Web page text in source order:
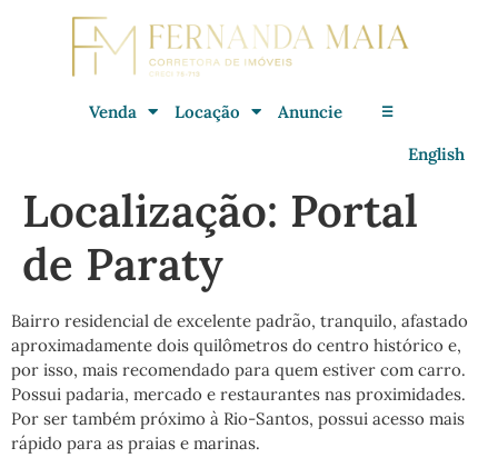
Venda Locação Anuncie ☰
English
Localização: Portal
de Paraty
Bairro residencial de excelente padrão, tranquilo, afastado
aproximadamente dois quilômetros do centro histórico e,
por isso, mais recomendado para quem estiver com carro.
Possui padaria, mercado e restaurantes nas proximidades.
Por ser também próximo à Rio-Santos, possui acesso mais
rápido para as praias e marinas.